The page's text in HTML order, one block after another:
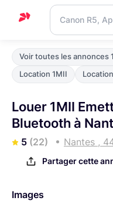
Accueil
Support
Nous
contacter
Voir toutes les annonces
Location 1MII
Louer 1MII
Bluetooth à
5 (22) Nantes ,
Partager cette
Images